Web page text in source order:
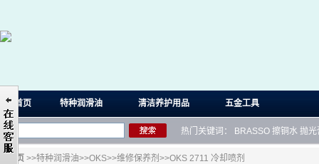
首页 特种润滑油 清洁养护用品 五金工具
热门关键词： BRASSO 擦铜水 抛光
首页 >>特种润滑油>>OKS>>维修保养剂 >>OKS 2711 冷却喷剂